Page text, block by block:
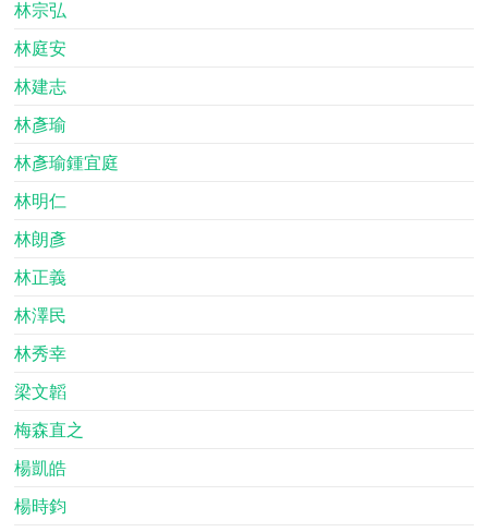
林宗弘
林庭安
林建志
林彥瑜
林彥瑜鍾宜庭
林明仁
林朗彥
林正義
林澤民
林秀幸
梁文韜
梅森直之
楊凱皓
楊時鈞